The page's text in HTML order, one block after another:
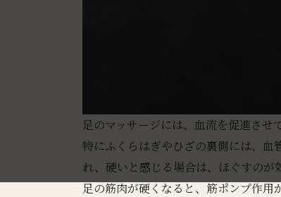
足のマッサージには、血流を促進させ
特にふくらはぎやひざの裏側には、血
れ、硬いと感じる場合は、ほぐすのが
足の筋肉が硬くなると、筋ポンプ作用